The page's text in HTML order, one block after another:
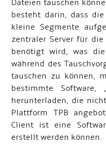
Dateien tauschen
besteht darin, dass
kleine Segmente
zentraler Server für
benötigt wird, was
während des
tauschen zu können,
bestimmte Software,
herunterladen, die
Plattform TPB
Client ist eine
erstellt werden können.